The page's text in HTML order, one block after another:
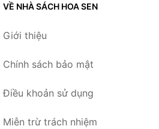
VỀ NHÀ SÁCH HOA SEN
Giới thiệu
Chính sách bảo mật
Điều khoản sử dụng
Miễn trừ trách nhiệm